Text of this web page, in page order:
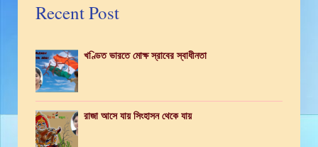
Recent Post
খণ্ডিত ভারতে মোক্ষ স্রাবের স্বাধীনতা
রাজা আসে যায় সিংহাসন থেকে যায়